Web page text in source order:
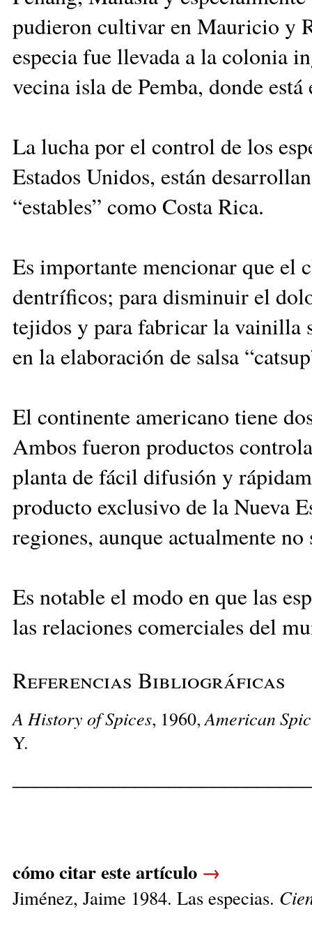
pudieron cultivar en Mauricio y
especia fue llevada a la colonia
vecina isla de Pemba, donde
La lucha por el control de los
Estados Unidos, están
“estables” como Costa Rica.
Es importante mencionar que el
dentríficos; para disminuir el
tejidos y para fabricar la vainilla
en la elaboración de salsa
El continente americano tiene
Ambos fueron productos
planta de fácil difusión y
producto exclusivo de la Nueva
regiones, aunque actualmente
Es notable el modo en que las
las relaciones comerciales del
Referencias Bibliográficas
A History of Spices, 1960,American
Y.
cómo citar este artículo →
Jiménez, Jaime 1984. Las especias.